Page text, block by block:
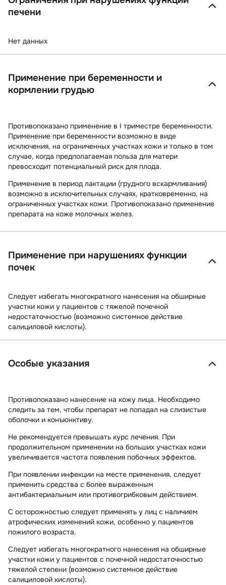
печени
Нет данных
Применение при беременности и
кормлении грудью
Противопоказано применение в I триместре беременности.
Применение при беременности возможно в виде
исключения, на ограниченных участках кожи и только в том
случае, когда предполагаемая польза для матери
превосходит потенциальный риск для плода.
Применение в период лактации (грудного вскармливания)
возможно в исключительных случаях, кратковременно, на
ограниченных участках кожи. Противопоказано применение
препарата на коже молочных желез.
Применение при нарушениях функции
почек
Следует избегать многократного нанесения на обширные
участки кожи у пациентов с тяжелой почечной
недостаточностью (возможно системное действие
салициловой кислоты).
Особые указания
Противопоказано нанесение на кожу лица. Необходимо
следить за тем, чтобы препарат не попадал на слизистые
оболочки и конъюнктиву.
Не рекомендуется превышать курс лечения. При
продолжительном применении на больших участках кожи
увеличивается частота появления побочных эффектов.
При появлении инфекции на месте применения, следует
применить средства с более выраженным
антибактериальным или противогрибковым действием.
С осторожностью следует применять у лиц с наличием
атрофических изменений кожи, особенно у пациентов
пожилого возраста.
Следует избегать многократного нанесения на обширные
участки кожи у пациентов с почечной недостаточностью
тяжелой степени (возможно системное действие
салициловой кислоты).